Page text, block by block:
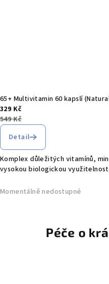
65+ Multivitamin 60 kapslí
329 Kč
549 Kč
Detail
Komplex důležitých vitamínů,
vysokou biologickou
Momentálně nedostupné
Péče o